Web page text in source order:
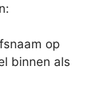
op
binnen als